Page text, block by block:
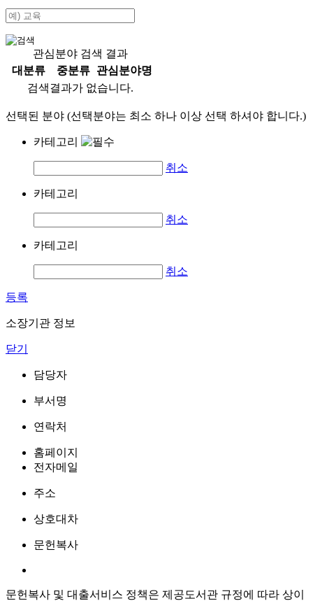
관심분야 검색 결과
대분류
중분류
관심분야명
검색결과가 없습니다.
선택된 분야 (선택분야는 최소 하나 이상 선택 하셔야 합니다.)
카테고리
취소
카테고리
취소
카테고리
취소
등록
소장기관 정보
닫기
담당자
부서명
연락처
홈페이지
전자메일
주소
상호대차
문헌복사
문헌복사 및 대출서비스 정책은 제공도서관 규정에 따라 상이